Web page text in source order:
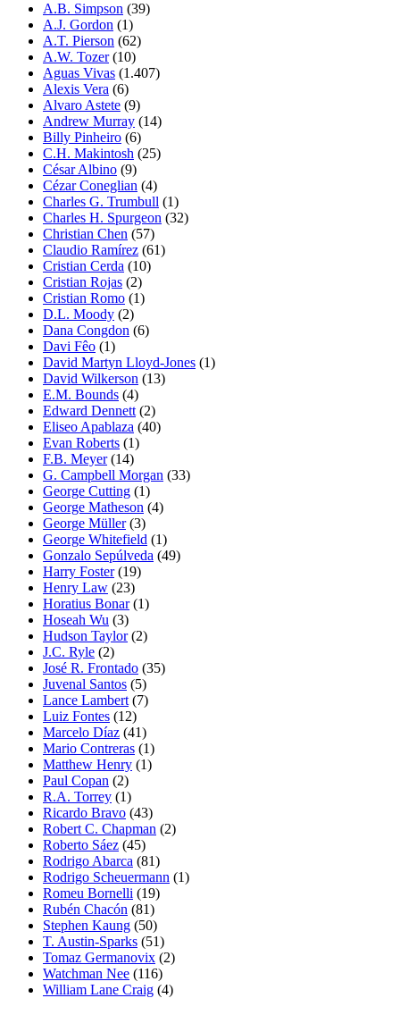
A.B. Simpson (39)
A.J. Gordon (1)
A.T. Pierson (62)
A.W. Tozer(10)
Aguas Vivas (1.407)
Alexis Vera (6)
Alvaro Astete (9)
Andrew Murray (14)
Billy Pinheiro (6)
C.H. Makintosh (25)
César Albino (9)
Cézar Coneglian (4)
Charles G. Trumbull (1)
Charles H. Spurgeon (32)
Christian Chen (57)
Claudio Ramírez (61)
Cristian Cerda (10)
Cristian Rojas (2)
Cristian Romo (1)
D.L. Moody (2)
Dana Congdon (6)
Davi Fêo (1)
David Martyn Lloyd-Jones (1)
David Wilkerson (13)
E.M. Bounds (4)
Edward Dennett(2)
Eliseo Apablaza (40)
Evan Roberts (1)
F.B. Meyer(14)
G. Campbell Morgan (33)
George Cutting (1)
George Matheson (4)
George Müller(3)
George Whitefield (1)
Gonzalo Sepúlveda (49)
Harry Foster(19)
Henry Law (23)
Horatius Bonar(1)
Hoseah Wu (3)
Hudson Taylor(2)
J.C. Ryle (2)
José R. Frontado (35)
Juvenal Santos (5)
Lance Lambert(7)
Luiz Fontes (12)
Marcelo Díaz (41)
Mario Contreras (1)
Matthew Henry (1)
Paul Copan (2)
R.A. Torrey (1)
Ricardo Bravo (43)
Robert C. Chapman (2)
Roberto Sáez (45)
Rodrigo Abarca (81)
Rodrigo Scheuermann (1)
Romeu Bornelli (19)
Rubén Chacón (81)
Stephen Kaung (50)
T. Austin-Sparks (51)
Tomaz Germanovix (2)
Watchman Nee (116)
William Lane Craig (4)